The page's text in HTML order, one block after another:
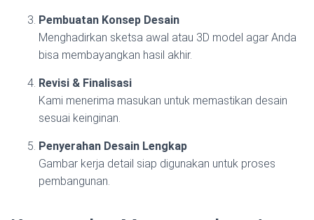
Pembuatan Konsep Desain
Menghadirkan sketsa awal atau 3D model agar Anda
bisa membayangkan hasil akhir.
Revisi & Finalisasi
Kami menerima masukan untuk memastikan desain
sesuai keinginan.
Penyerahan Desain Lengkap
Gambar kerja detail siap digunakan untuk proses
pembangunan.